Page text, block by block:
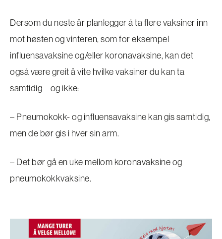
Dersom du neste år planlegger å ta flere vaksiner inn
mot høsten og vinteren, som for eksempel
influensavaksine og/eller koronavaksine, kan det
også være greit å vite hvilke vaksiner du kan ta
samtidig – og ikke:
– Pneumokokk- og influensavaksine kan gis samtidig,
men de bør gis i hver sin arm.
– Det bør gå en uke mellom koronavaksine og
pneumokokkvaksine.